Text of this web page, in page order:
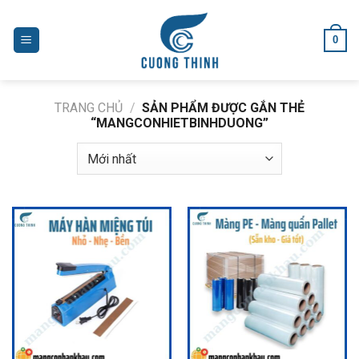
content
0
TRANG CHỦ / SẢN PHẨM ĐƯỢC GẮN THẺ
“MANGCONHIETBINHDUONG”